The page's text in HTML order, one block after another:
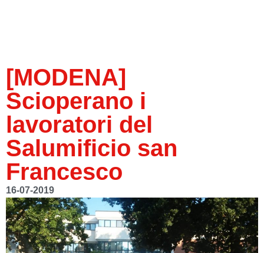
[MODENA]
Scioperano i
lavoratori del
Salumificio san
Francesco
16-07-2019